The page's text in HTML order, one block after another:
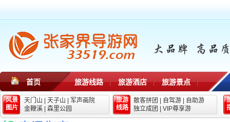
首页 旅游线路 旅游酒店 旅游景点
风景
图片
天门山 天子山
军声画院
金鞭溪
森里公园
旅游
线路
散客拼团 自驾游
自助游
独立成团
VIP尊享游